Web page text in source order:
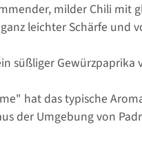
milder Chili mit
leichter Schärfe
süßliger
hat das typische
der Umgebung von